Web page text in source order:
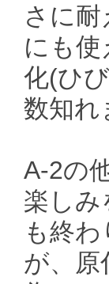
さに
にも
化(ひ
数知れ
A-2の
楽しみ
も終
が、原